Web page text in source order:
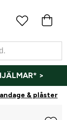
>
& plåster